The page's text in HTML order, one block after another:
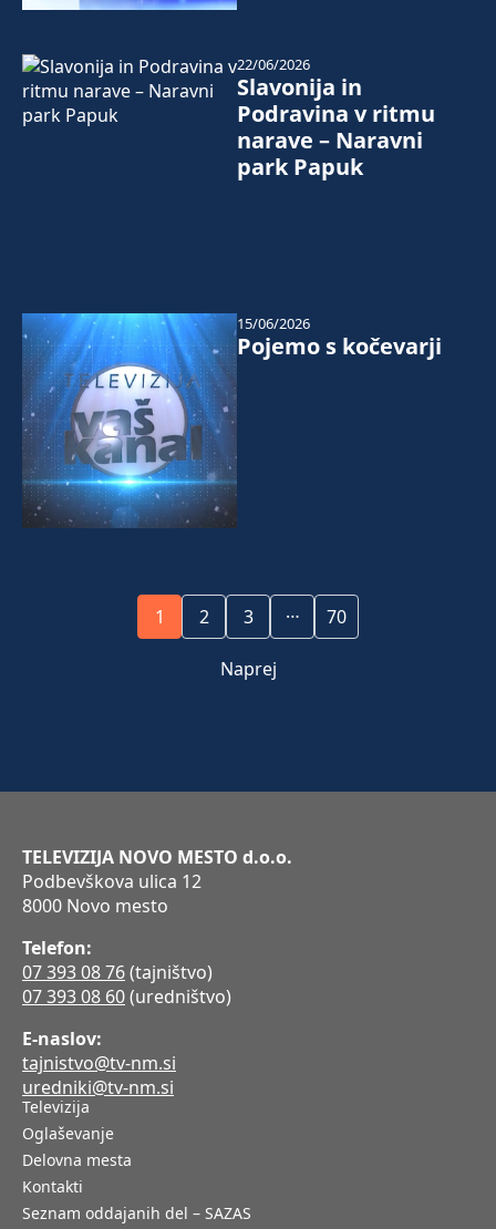
Slavonija in
Podravina v ritmu
narave – Naravni
park Papuk
22/06/2026
Pojemo s kočevarji
15/06/2026
1 2 3 … 70
Naprej
TELEVIZIJA NOVO MESTO d.o.o.
Podbevškova ulica 12
8000 Novo mesto
Telefon:
07 393 08 76(tajništvo)
07 393 08 60(uredništvo)
E-naslov:
tajnistvo@tv-nm.si
uredniki@tv-nm.si
Televizija
Oglaševanje
Delovna mesta
Kontakti
Seznam oddajanih del – SAZAS